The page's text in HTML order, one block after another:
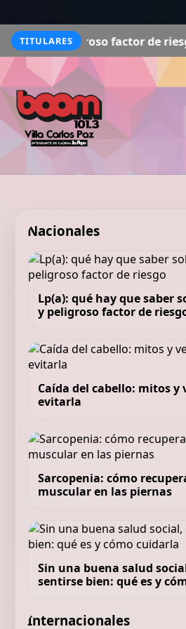
TITULARES
peligroso factor de riesgo
Nacionales
Lp(a): qué hay que saber
y peligroso factor de
Caída del cabello: mitos y
evitarla
Sarcopenia: cómo
muscular en las piernas
Sin una buena salud
sentirse bien: qué es y
Internacionales